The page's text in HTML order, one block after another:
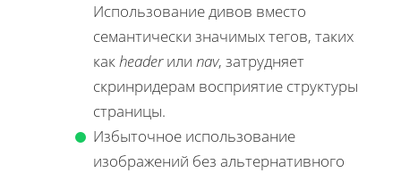
Использование дивов вместо
семантически значимых тегов, таких
какheaderили nav, затрудняет
скринридерам восприятие структуры
страницы.
Избыточное использование
изображений без альтернативного